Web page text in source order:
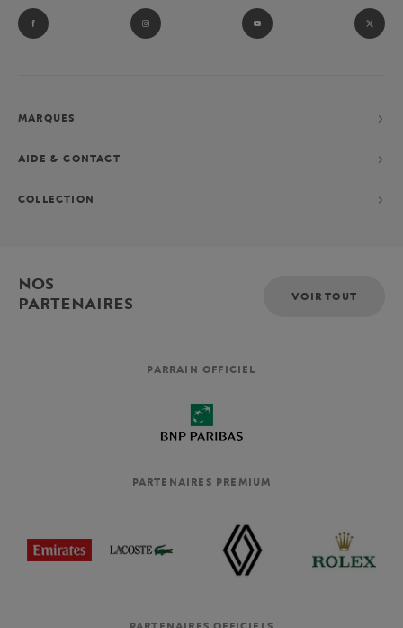
MARQUES
AIDE & CONTACT
COLLECTION
NOS
PARTENAIRES
VOIR TOUT
PARRAIN OFFICIEL
PARTENAIRES PREMIUM